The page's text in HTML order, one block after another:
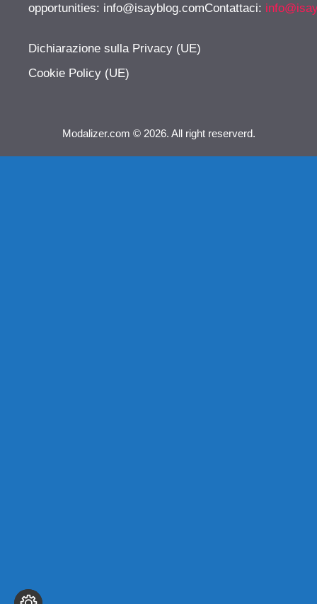
opportunities: info@isayblog.comContattaci:
Dichiarazione sulla Privacy (UE)
Cookie Policy (UE)
Modalizer.com © 2026. All right reserverd.